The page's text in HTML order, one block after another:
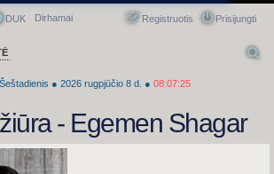
DUK Dirhamai Prisijungti
Registruotis
Šeštadienis ● 2026 rugpjūčio 8 d. ● 08:07:26
- Egemen Shagar